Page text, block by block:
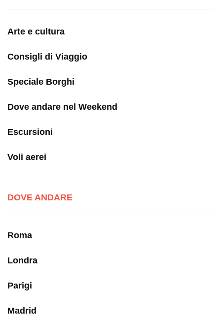
Arte e cultura
Consigli di Viaggio
Speciale Borghi
Dove andare nel Weekend
Escursioni
Voli aerei
DOVE ANDARE
Roma
Londra
Parigi
Madrid